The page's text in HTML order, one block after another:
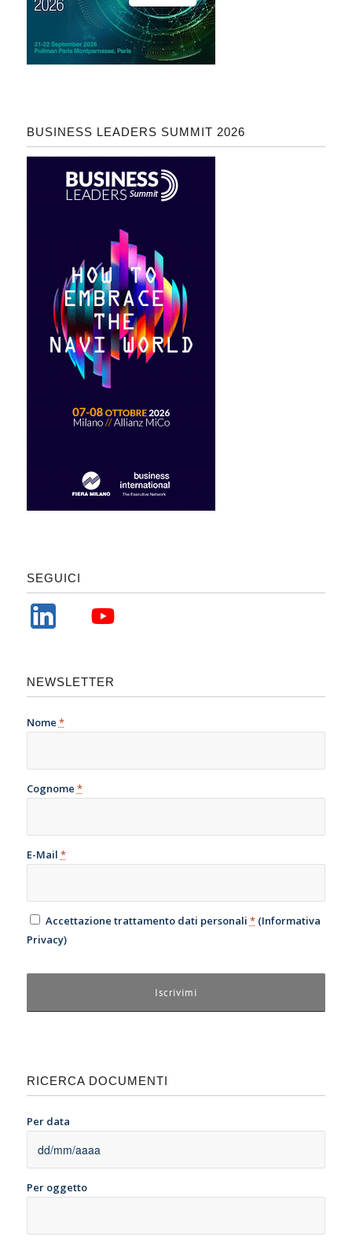
BUSINESS LEADERS SUMMIT 2026
SEGUICI
NEWSLETTER
Nome *
Cognome *
E-Mail *
Accettazione trattamento dati personali *(Informativa
Privacy)
RICERCA DOCUMENTI
Per data
Per oggetto